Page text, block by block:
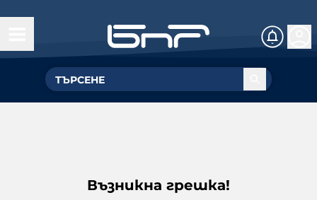
Възникна грешка!